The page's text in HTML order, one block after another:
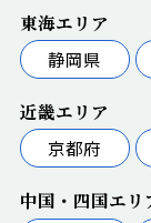
東海エリア
静岡県
近畿エリア
京都府
中国・四国エリ